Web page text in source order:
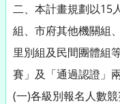
二、本計畫規劃以15
組、市府其他機關組
里別組及民間團體組
賽」及「通過認證」
(一)各級別報名人數